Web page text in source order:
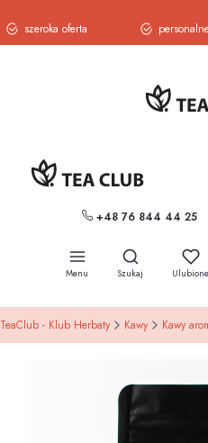
szeroka oferta
+48 76 844 44 25
Menu
Otwórz
Szukaj Ulubione
TeaClub - Klub Herbaty Kawy Kawy